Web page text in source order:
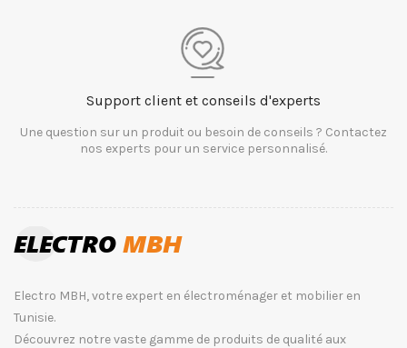
Support client et conseils d'experts
Une question sur un produit ou besoin de conseils ? Contactez
nos experts pour un service personnalisé.
Electro MBH, votre expert en électroménager et mobilier en
Tunisie.
Découvrez notre vaste gamme de produits de qualité aux